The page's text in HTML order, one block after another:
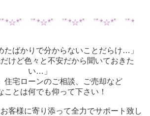
*☆*ﾟ ゜ﾟ*☆*ﾟ ゜ﾟ*☆*ﾟ ゜ﾟ*☆*ﾟ ゜ﾟ*
たばかりで分からないことだらけ…」
だけど色々と不安だから聞いておきた
い…」
住宅ローンのご相談、ご売却など
ことは何でも仰って下さい！
客様に寄り添って全力でサポート致し